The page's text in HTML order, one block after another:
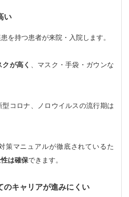
い
を持つ患者が来院・入院します。
が高く 、マスク・手袋・ガウンな
コロナ、ノロウイルスの流行期は
策マニュアルが徹底されているた
は確保できます。
キャリアが進みにくい